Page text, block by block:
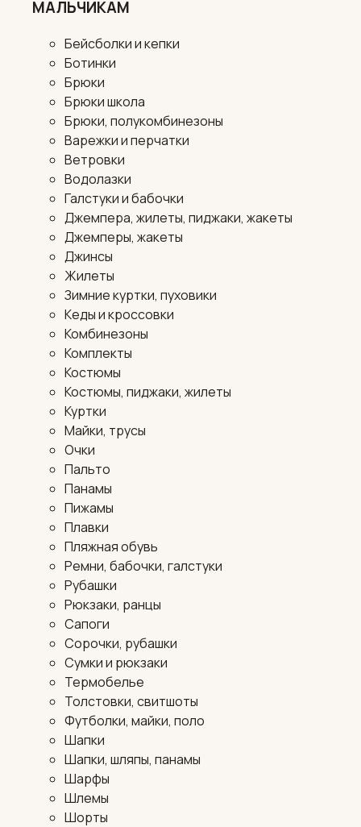
МАЛЬЧИКАМ
Бейсболки и кепки
Ботинки
Брюки
Брюки школа
Брюки, полукомбинезоны
Варежки и перчатки
Ветровки
Водолазки
Галстуки и бабочки
Джемпера, жилеты, пиджаки, жакеты
Джемперы, жакеты
Джинсы
Жилеты
Зимние куртки, пуховики
Кеды и кроссовки
Комбинезоны
Комплекты
Костюмы
Костюмы, пиджаки, жилеты
Куртки
Майки, трусы
Очки
Пальто
Панамы
Пижамы
Плавки
Пляжная обувь
Ремни, бабочки, галстуки
Рубашки
Рюкзаки, ранцы
Сапоги
Сорочки, рубашки
Сумки и рюкзаки
Термобелье
Толстовки, свитшоты
Футболки, майки, поло
Шапки
Шапки, шляпы, панамы
Шарфы
Шлемы
Шорты